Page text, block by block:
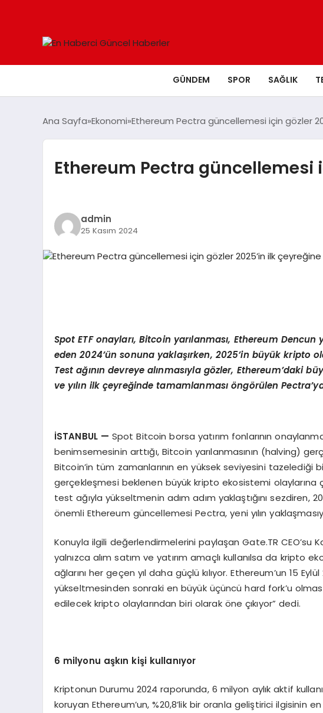
GÜNDEM SPOR SAĞLIK
Ana Sayfa Ekonomi Ethereum Pectra güncellemesi için gözler
Ethereum Pectra güncellemesi
admin
25 Kasım 2024
Spot ETF onayları, Bitcoin yarılanması, Ethereum Dencun
eden 2024’ün sonuna yaklaşırken, 2025’in büyük kripto
Test ağının devreye alınmasıyla gözler, Ethereum’daki
ve yılın ilk çeyreğinde tamamlanması öngörülen Pectra’
İSTANBUL — Spot Bitcoin borsa yatırım fonlarının
benimsemesinin arttığı, Bitcoin yarılanmasının (halving)
Bitcoin’in tüm zamanlarının en yüksek seviyesini tazelediği
gerçekleşmesi beklenen büyük kripto ekosistemi olaylarına
test ağıyla yükseltmenin adım adım yaklaştığını sezdiren,
önemli Ethereum güncellemesi Pectra, yeni yılın
Konuyla ilgili değerlendirmelerini paylaşan Gate.TR CEO’su
yalnızca alım satım ve yatırım amaçlı kullanılsa da kripto
ağlarını her geçen yıl daha güçlü kılıyor. Ethereum’un 15
yükseltmesinden sonraki en büyük üçüncü hard fork’u
edilecek kripto olaylarından biri olarak öne çıkıyor” dedi.
6 milyonu aşkın kişi kullanıyor
Kriptonun Durumu 2024 raporunda, 6 milyon aylık aktif
koruyan Ethereum’un, %20,8’lik bir oranla geliştirici ilgisinin